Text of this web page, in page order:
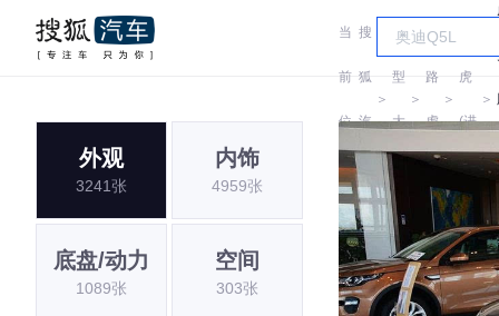
当
前
位
置:
搜
狐
汽
＞
车
型
大
全
＞
路
虎
＞
虎
(进
口)
＞
外观
3241张
内饰
4959张
底盘/动力
1089张
空间
303张